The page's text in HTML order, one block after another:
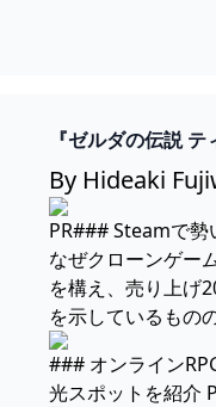
『ゼルダの伝説
AUTOMATON
By Hideaki
PR### Steamで
なぜクローンゲー
を構え、売り上げ
を示しているもの
### オンライン
光スポットを紹介